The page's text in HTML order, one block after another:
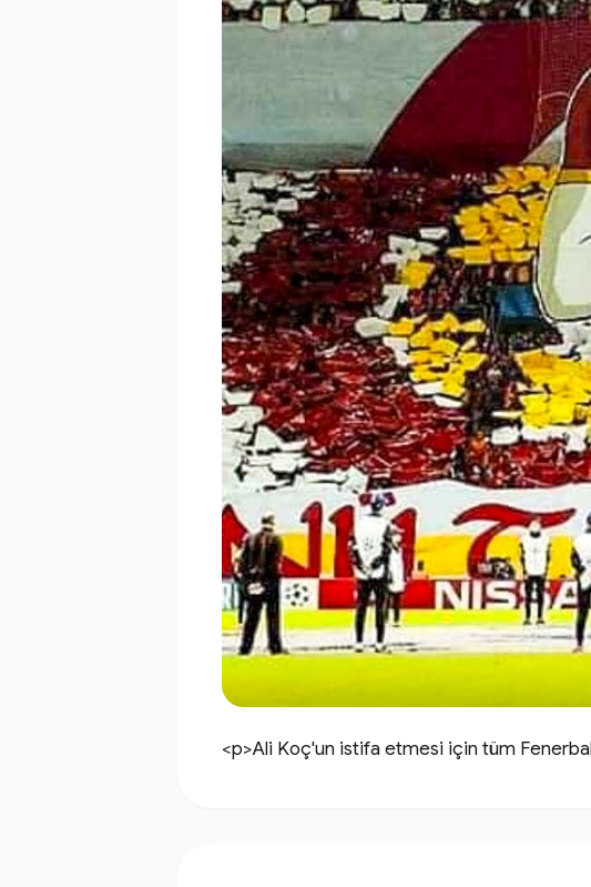
<p>Ali Koç'un istifa etmesi için tüm